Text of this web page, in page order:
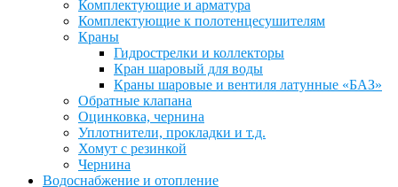
Комплектующие и арматура
Комплектующие к полотенцесушителям
Краны
Гидрострелки и коллекторы
Кран шаровый для воды
Краны шаровые и вентиля латунные «БАЗ»
Обратные клапана
Оцинковка, чернина
Уплотнители, прокладки и т.д.
Хомут с резинкой
Чернина
Водоснабжение и отопление